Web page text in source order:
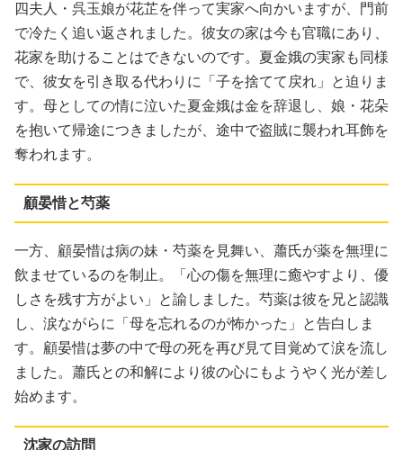
四夫人・呉玉娘が花芷を伴って実家へ向かいますが、門前
で冷たく追い返されました。彼女の家は今も官職にあり、
花家を助けることはできないのです。夏金娥の実家も同様
で、彼女を引き取る代わりに「子を捨てて戻れ」と迫りま
す。母としての情に泣いた夏金娥は金を辞退し、娘・花朵
を抱いて帰途につきましたが、途中で盗賊に襲われ耳飾を
奪われます。
顧晏惜と芍薬
一方、顧晏惜は病の妹・芍薬を見舞い、蕭氏が薬を無理に
飲ませているのを制止。「心の傷を無理に癒やすより、優
しさを残す方がよい」と諭しました。芍薬は彼を兄と認識
し、涙ながらに「母を忘れるのが怖かった」と告白しま
す。顧晏惜は夢の中で母の死を再び見て目覚めて涙を流し
ました。蕭氏との和解により彼の心にもようやく光が差し
始めます。
沈家の訪問